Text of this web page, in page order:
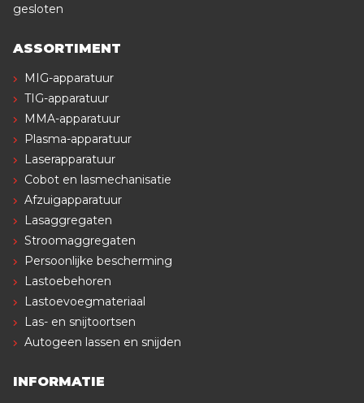
gesloten
ASSORTIMENT
MIG-apparatuur
TIG-apparatuur
MMA-apparatuur
Plasma-apparatuur
Laserapparatuur
Cobot en lasmechanisatie
Afzuigapparatuur
Lasaggregaten
Stroomaggregaten
Persoonlijke bescherming
Lastoebehoren
Lastoevoegmateriaal
Las- en snijtoortsen
Autogeen lassen en snijden
INFORMATIE